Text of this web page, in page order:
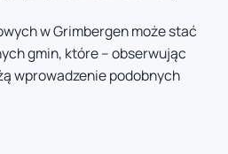
w Grimbergen może stać
gmin, które – obserwując
wprowadzenie podobnych